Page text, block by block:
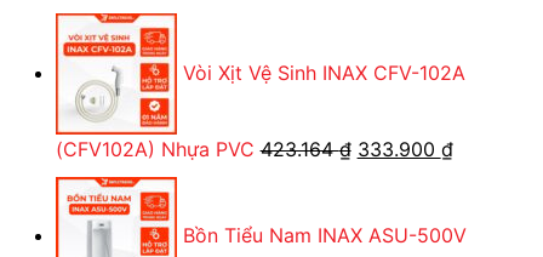
4.673.455 ₫.
Vòi Xịt Vệ Sinh INAX CFV-102A
(CFV102A) Nhựa PVC 423.164₫ Giá
423.164 ₫.
333.900 ₫Giá
là:
Bồn Tiểu Nam INAX ASU-500V